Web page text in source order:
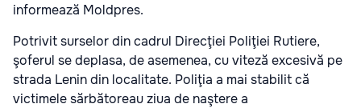
informează Moldpres.
Potrivit surselor din cadrul Direcţiei Poliţiei Rutiere,
şoferul se deplasa, de asemenea, cu viteză excesivă pe
strada Lenin din localitate. Poliţia a mai stabilit că
victimele sărbătoreau ziua de naştere a